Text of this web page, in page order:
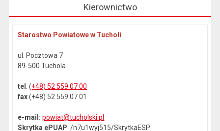
Kierownictwo
Starostwo Powiatowe w Tucholi
ul. Pocztowa 7
89-500 Tuchola
tel . (+48) 52 559 07 00
fax(+48) 52 559 07 01
e-mail:powiat@tucholski.pl
Skrytka ePUAP: /n7u1wyj515/SkrytkaESP